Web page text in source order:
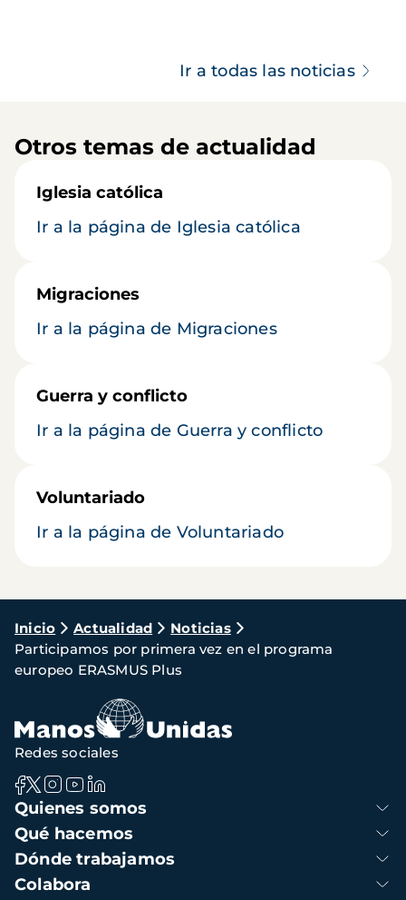
Ir a todas las noticias
Otros temas de actualidad
Iglesia católica
Ir a la página de Iglesia católica
Migraciones
Ir a la página de Migraciones
Guerra y conflicto
Ir a la página de Guerra y conflicto
Voluntariado
Ir a la página de Voluntariado
Ruta
de
navegación
Inicio Actualidad
Noticias
Participamos por primera vez en el programa
europeo ERASMUS Plus
Navegación
principal
Quienes somos
Qué hacemos
Dónde trabajamos
Colabora
Redes sociales